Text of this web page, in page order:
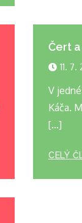
Čert
11. 7.
V
Káča.
[…]
CELÝ